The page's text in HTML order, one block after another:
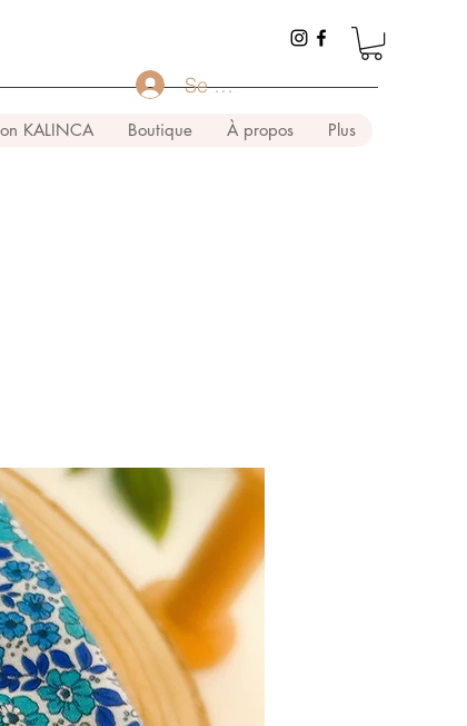
KALINCA Boutique À propos Plus
Se connecter